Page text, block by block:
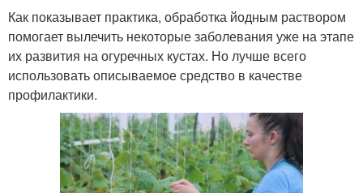
Как показывает практика, обработка йодным раствором
помогает вылечить некоторые заболевания уже на этапе
их развития на огуречных кустах. Но лучше всего
использовать описываемое средство в качестве
профилактики.